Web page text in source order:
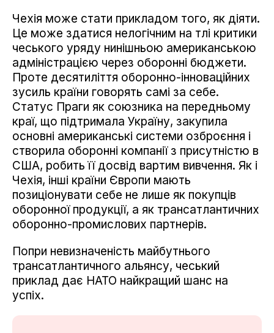
Чехія може стати прикладом того, як діяти.
Це може здатися нелогічним на тлі критики
чеського уряду нинішньою американською
адміністрацією через оборонні бюджети.
Проте десятиліття оборонно-інноваційних
зусиль країни говорять самі за себе.
Статус Праги як союзника на передньому
краї, що підтримала Україну, закупила
основні американські системи озброєння і
створила оборонні компанії з присутністю в
США, робить її досвід вартим вивчення. Як і
Чехія, інші країни Європи мають
позиціонувати себе не лише як покупців
оборонної продукції, а як трансатлантичних
оборонно-промислових партнерів.
Попри невизначеність майбутнього
трансатлантичного альянсу, чеський
приклад дає НАТО найкращий шанс на
успіх.